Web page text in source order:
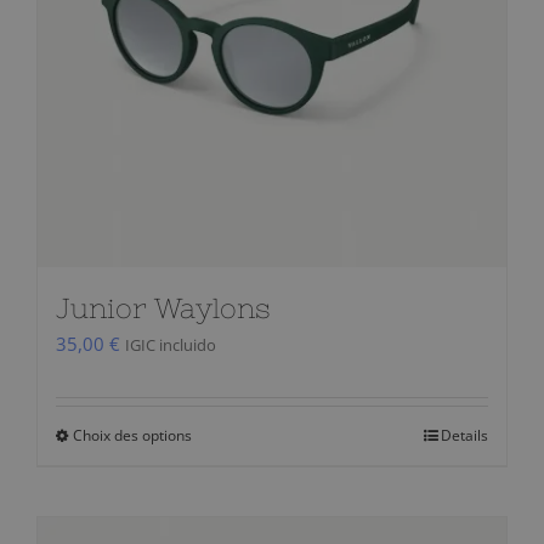
être
choisies
Junior Waylons
35,00 € IGIC incluido
Choix des options Details